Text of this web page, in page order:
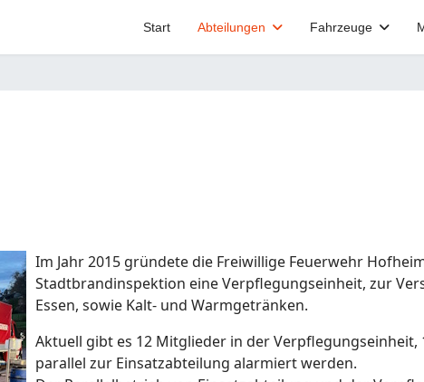
Start Abteilungen Fahrzeuge
Im Jahr 2015 gründete die Freiwillige Feuerwehr
Stadtbrandinspektion eine Verpflegungseinheit, zur
Essen, sowie Kalt- und Warmgetränken.
Aktuell gibt es 12 Mitglieder in der Verpflegungseinheit,
parallel zur Einsatzabteilung alarmiert werden.